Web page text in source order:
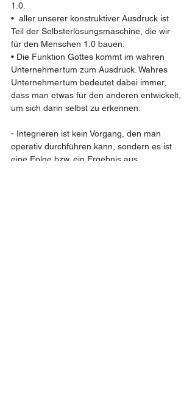
1.0.
•  aller unserer konstruktiver Ausdruck ist
Teil der Selbsterlösungsmaschine, die wir
für den Menschen 1.0 bauen.
• Die Funktion Gottes kommt im wahren
Unternehmertum zum Ausdruck. Wahres
Unternehmertum bedeutet dabei immer,
dass man etwas für den anderen entwickelt,
um sich darin selbst zu erkennen.
- Integrieren ist kein Vorgang, den man
operativ durchführen kann, sondern es ist
eine Folge bzw. ein Ergebnis aus